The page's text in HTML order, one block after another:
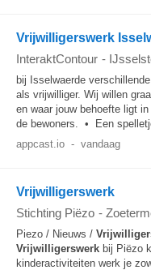
Vrijwilligerswerk
InteraktContour -
bij Isselwaerde
als vrijwilliger. Wij willen
en waar jouw behoefte ligt in
de bewoners. • Een
appcast.io - vandaag
Vrijwilligerswerk
Stichting Piëzo -
Piezo / Nieuws /
Vrijwilligerswerk bij Piëzo
kinderactiviteiten werk je